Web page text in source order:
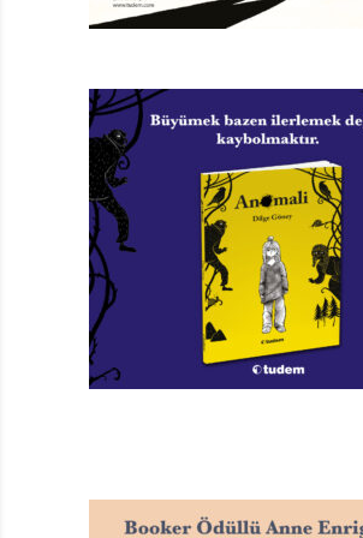
diyebilirim. Üstelik sadece bir okur
sahibim. Bir sirkte çalışan beş fil ile
eğlenceli dakikalarını anlatan öyküde,
derece keyifli resmedilmişti. Metinle
kımıl kımıl öne çıkan eğlenceli
Cantone’ye ait. 1980 yılında
hangi yılda yazıldığını tam olarak
ve tüm kitabı, elbette yazıldığı
değerlendirmekten
konusu Rodari gibi büyük bir yazar ise
söz konusu değil. Aslında tam da bu
hayvanat bahçesi, sirk ve benzeri